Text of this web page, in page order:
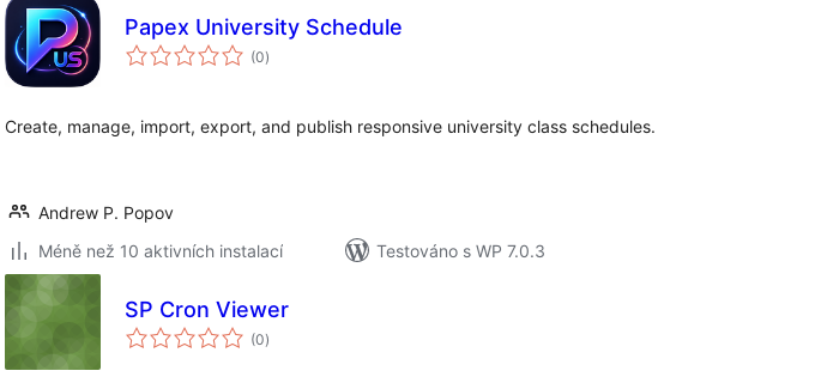
Papex University Schedule
(0celkové
hodnocení
)
Create, manage, import, export, and publish responsive university class schedules.
Andrew P. Popov
Méně než 10 aktivních instalací
Testováno s WP 7.0.3
SP Cron Viewer
(0celkové
hodnocení
)